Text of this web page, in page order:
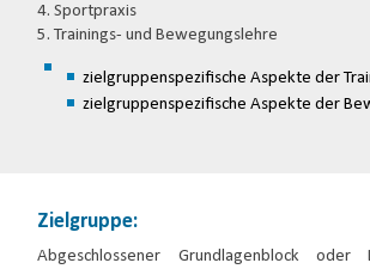
4. Sportpraxis
5. Trainings- und Bewegungslehre
zielgruppenspezifische Aspekte der
zielgruppenspezifische Aspekte der
Zielgruppe:
Abgeschlossener Grundlagenblock oder